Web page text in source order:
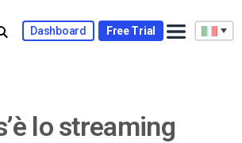
Dashboard Free Trial
lo streaming